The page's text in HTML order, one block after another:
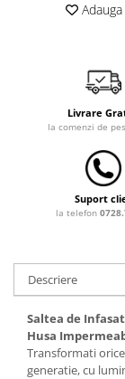
Costum carnaval
Dulap si cutii
Fotolii copii
Lampi de veghe
Mobilier Birou
Sac de dormit copii
Sac de dormit 60
Sac de dormit 80
Sac de dormit 90
Sac de dormit
Sac de dormit 110
Sac de dormit
Adauga
Livrare
la comenzi de
Suport
la telefon
Descriere
Saltea de
Husa
Transformati
generatie, cu